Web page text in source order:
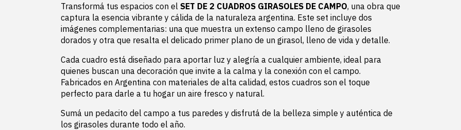
Transformá tus espacios con el SET DE 2 CUADROS GIRASOLES DE CAMPO, una obra que
captura la esencia vibrante y cálida de la naturaleza argentina. Este set incluye dos
imágenes complementarias: una que muestra un extenso campo lleno de girasoles
dorados y otra que resalta el delicado primer plano de un girasol, lleno de vida y detalle.
Cada cuadro está diseñado para aportar luz y alegría a cualquier ambiente, ideal para
quienes buscan una decoración que invite a la calma y la conexión con el campo.
Fabricados en Argentina con materiales de alta calidad, estos cuadros son el toque
perfecto para darle a tu hogar un aire fresco y natural.
Sumá un pedacito del campo a tus paredes y disfrutá de la belleza simple y auténtica de
los girasoles durante todo el año.